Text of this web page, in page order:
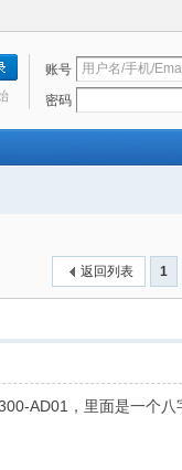
账号
密码
1
返回列表
AD01，里面是一个八